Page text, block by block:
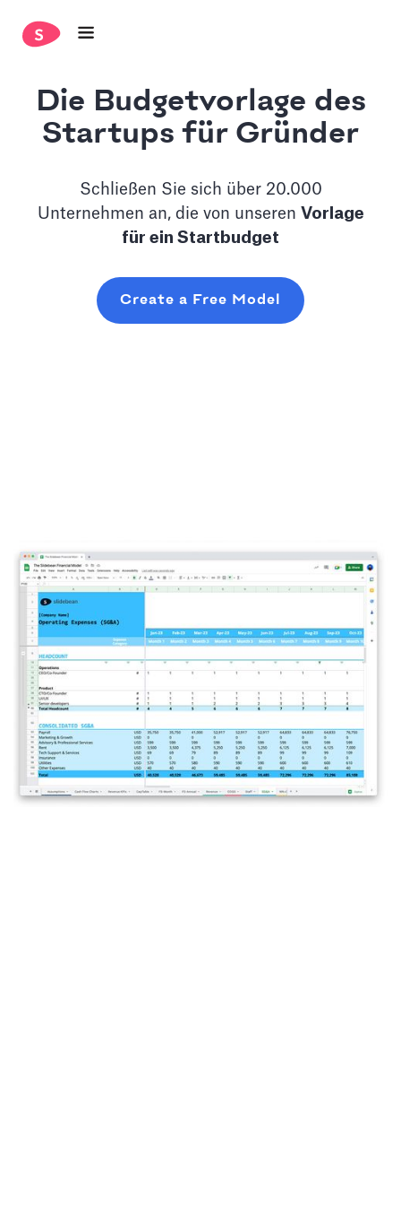
Die Budgetvorlage des
Startups für Gründer
Schließen Sie sich über 20.000
Unternehmen an, die von unseren Vorlage
für ein Startbudget
Create a Free Model